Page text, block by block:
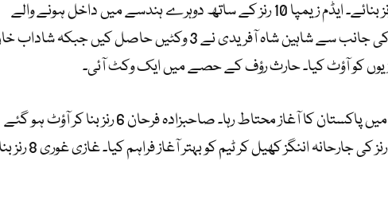
اور ایلکس کیری نے 19، 19 رنز بنائے۔ ایڈم زیمپا 10 رنز کے ساتھ دوہرے ہندسے میں داخل ہونے والے
دیگر بلے باز رہے۔ پاکستان کی جانب سے شاہین شاہ آفریدی نے 3 وکٹیں حاصل کیں جبکہ
کو آؤٹ کیا۔ حارث رؤف کے حصے میں ایک وکٹ آئی۔
158 رنز کے ہدف کے تعاقب میں پاکستان کا آغاز محتاط رہا۔ صاحبزادہ فرحان 6 رنز بنا کر آؤٹ ہو گئے
جبکہ معاذ صداقت نے 27 رنز کی جارحانہ اننگز کھیل کر ٹیم کو بہتر آغاز فراہم کیا۔ غازی غوری 8 رنز بنا